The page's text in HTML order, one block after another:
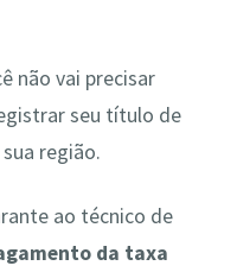
não vai precisar
seu título de
região.
ao técnico de
da taxa